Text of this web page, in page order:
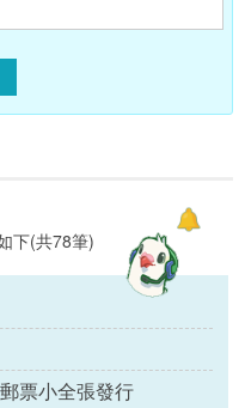
下(共78筆)
票小全張發行